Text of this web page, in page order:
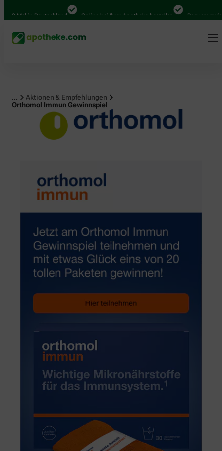
Mal in Deutschland Online bei Ihrer Apotheke bestellen Bequem
...
Aktionen & Empfehlungen
Orthomol Immun Gewinnspiel